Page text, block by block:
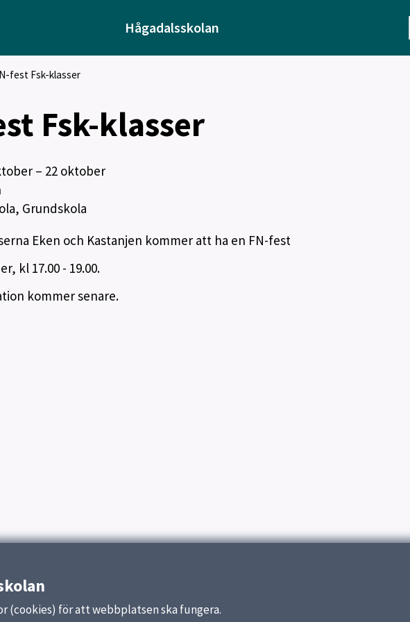
Hågadalsskolan
fest Fsk-klasser
Fsk-klasser
– 22 oktober
Grundskola
Eken och Kastanjen kommer att ha en FN-fest
kl 17.00 - 19.00.
kommer senare.
(cookies) för att webbplatsen ska fungera.